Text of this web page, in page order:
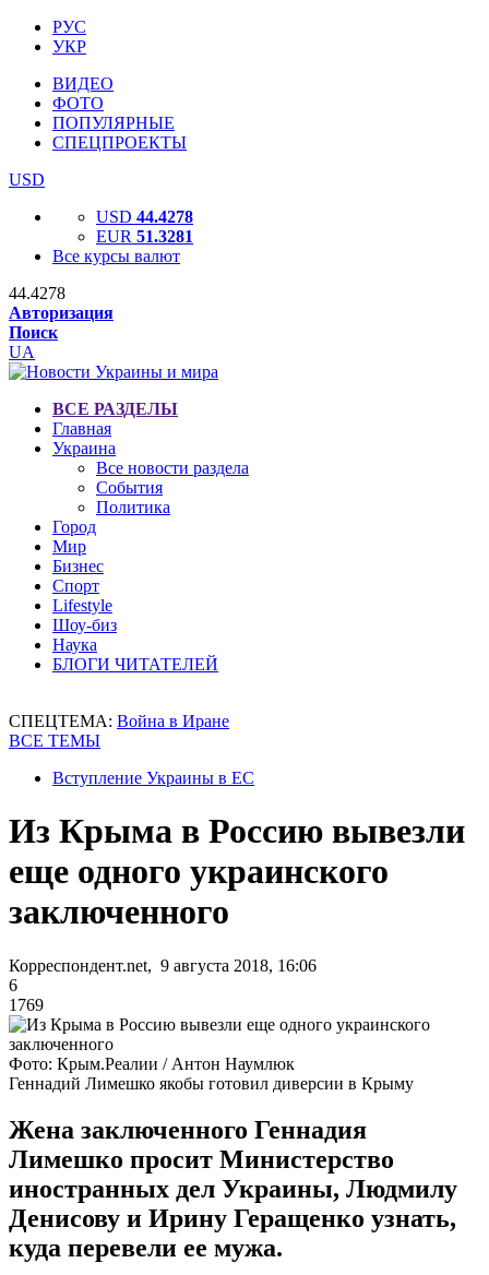
РУС
УКР
ВИДЕО
ФОТО
ПОПУЛЯРНЫЕ
СПЕЦПРОЕКТЫ
USD
USD 44.4278
EUR 51.3281
Все курсы валют
44.4278
Авторизация
Поиск
UA
ВСЕ РАЗДЕЛЫ
Главная
Украина
Все новости раздела
События
Политика
Город
Мир
Бизнес
Спорт
Lifestyle
Шоу-биз
Наука
БЛОГИ ЧИТАТЕЛЕЙ
СПЕЦТЕМА: Война в Иране
ВСЕ ТЕМЫ
Вступление Украины в ЕС
Из Крыма в Россию вывезли
еще одного украинского
заключенного
Корреспондент.net, 9 августа 2018, 16:06
6
1769
Фото: Крым.Реалии / Антон Наумлюк
Геннадий Лимешко якобы готовил диверсии в Крыму
Жена заключенного Геннадия
Лимешко просит Министерство
иностранных дел Украины, Людмилу
Денисову и Ирину Геращенко узнать,
куда перевели ее мужа.